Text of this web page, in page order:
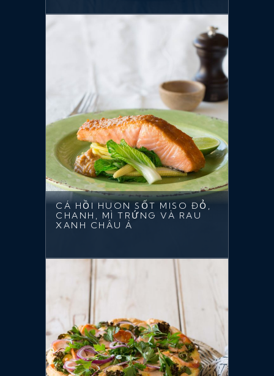
CÁ HỒI HUON SỐT MISO ĐỎ,
CHANH, MÌ TRỨNG VÀ RAU
XANH CHÂU Á